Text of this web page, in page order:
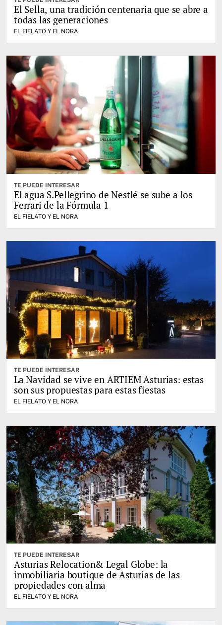
El Sella, una tradición centenaria que se abre a
todas las generaciones
EL FIELATO Y EL NORA
TE PUEDE INTERESAR
El agua S.Pellegrino de Nestlé se sube a los
Ferrari de la Fórmula 1
EL FIELATO Y EL NORA
TE PUEDE INTERESAR
La Navidad se vive en ARTIEM Asturias: estas
son sus propuestas para estas fiestas
EL FIELATO Y EL NORA
TE PUEDE INTERESAR
Asturias Relocation& Legal Globe: la
inmobiliaria boutique de Asturias de las
propiedades con alma
EL FIELATO Y EL NORA